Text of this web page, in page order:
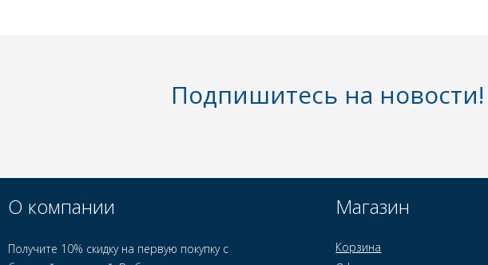
Подпишитесь на новости!
О компании
Получите 10% скидку на первую покупку с
Магазин
Корзина